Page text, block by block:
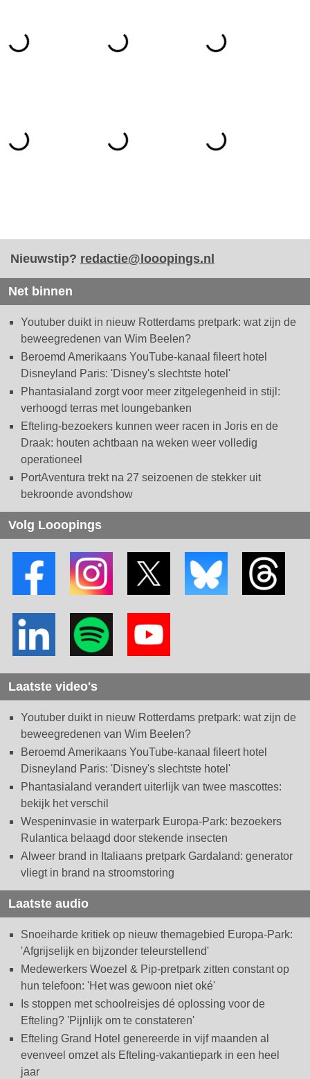
Nieuwstip? redactie@looopings.nl
Net binnen
Youtuber duikt in nieuw Rotterdams pretpark: wat zijn de
beweegredenen van Wim Beelen?
Beroemd Amerikaans YouTube-kanaal fileert hotel
Disneyland Paris: 'Disney's slechtste hotel'
Phantasialand zorgt voor meer zitgelegenheid in stijl:
verhoogd terras met loungebanken
Efteling-bezoekers kunnen weer racen in Joris en de
Draak: houten achtbaan na weken weer volledig
operationeel
PortAventura trekt na 27 seizoenen de stekker uit
bekroonde avondshow
Volg Looopings
Laatste video's
Youtuber duikt in nieuw Rotterdams pretpark: wat zijn de
beweegredenen van Wim Beelen?
Beroemd Amerikaans YouTube-kanaal fileert hotel
Disneyland Paris: 'Disney's slechtste hotel'
Phantasialand verandert uiterlijk van twee mascottes:
bekijk het verschil
Wespeninvasie in waterpark Europa-Park: bezoekers
Rulantica belaagd door stekende insecten
Alweer brand in Italiaans pretpark Gardaland: generator
vliegt in brand na stroomstoring
Laatste audio
Snoeiharde kritiek op nieuw themagebied Europa-Park:
'Afgrijselijk en bijzonder teleurstellend'
Medewerkers Woezel & Pip-pretpark zitten constant op
hun telefoon: 'Het was gewoon niet oké'
Is stoppen met schoolreisjes dé oplossing voor de
Efteling? 'Pijnlijk om te constateren'
Efteling Grand Hotel genereerde in vijf maanden al
evenveel omzet als Efteling-vakantiepark in een heel
jaar